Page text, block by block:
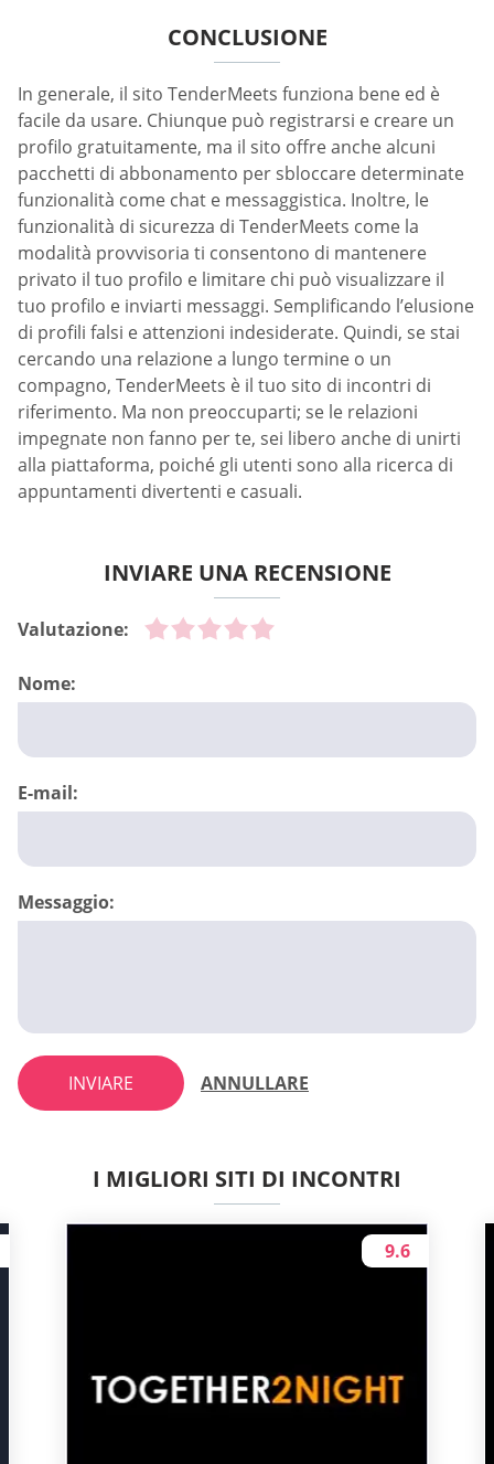
CONCLUSIONE
In generale, il sito TenderMeets funziona bene ed è
facile da usare. Chiunque può registrarsi e creare un
profilo gratuitamente, ma il sito offre anche alcuni
pacchetti di abbonamento per sbloccare determinate
funzionalità come chat e messaggistica. Inoltre, le
funzionalità di sicurezza di TenderMeets come la
modalità provvisoria ti consentono di mantenere
privato il tuo profilo e limitare chi può visualizzare il
tuo profilo e inviarti messaggi. Semplificando l’elusione
di profili falsi e attenzioni indesiderate. Quindi, se stai
cercando una relazione a lungo termine o un
compagno, TenderMeets è il tuo sito di incontri di
riferimento. Ma non preoccuparti; se le relazioni
impegnate non fanno per te, sei libero anche di unirti
alla piattaforma, poiché gli utenti sono alla ricerca di
appuntamenti divertenti e casuali.
INVIARE UNA RECENSIONE
Valutazione:
Nome:
E-mail:
Messaggio:
INVIARE ANNULLARE
I MIGLIORI SITI DI INCONTRI
9.6